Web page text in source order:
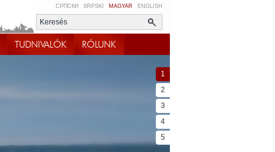
СРПСКИ SRPSKI MAGYAR ENGLISH
TUDNIVALÓK RÓLUNK
1
2
3
4
5